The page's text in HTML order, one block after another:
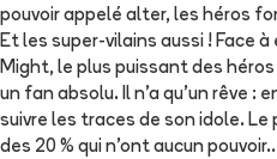
pouvoir appelé alter, les héros
Et les super-vilains aussi ! Face à
Might, le plus puissant des héros
un fan absolu. Il n’a qu’un rêve :
suivre les traces de son idole. Le
des 20 % qui n’ont aucun